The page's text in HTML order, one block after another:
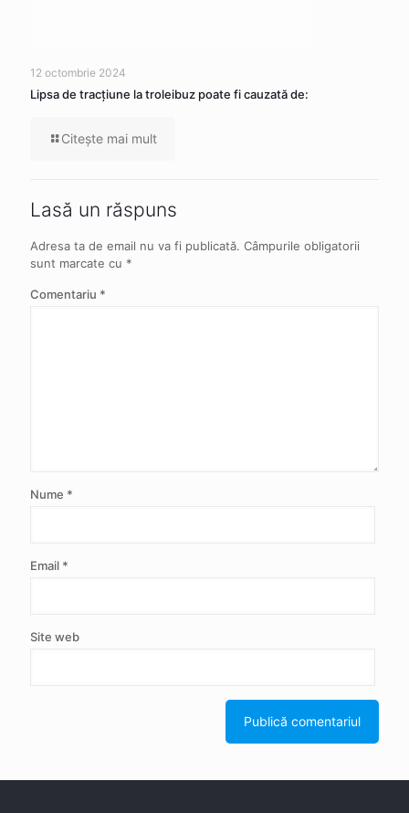
12 octombrie 2024
Lipsa de tracţiune la troleibuz poate fi cauzată de:
Citeşte mai mult
Lasă un răspuns
Adresa ta de email nu va fi publicată. Câmpurile obligatorii
sunt marcate cu *
Comentariu *
Nume *
Email *
Site web